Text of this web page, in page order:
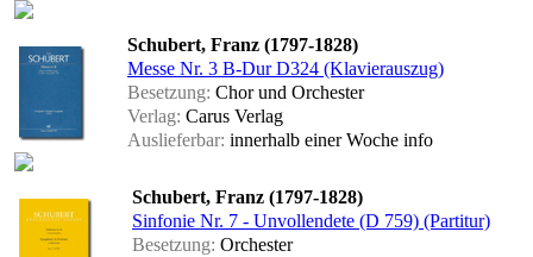
Schubert, Franz (1797-1828)
Messe Nr. 3 B-Dur D324 (Klavierauszug)
Besetzung: Chor und Orchester
Verlag: Carus Verlag
Auslieferbar: innerhalb einer Woche info
Schubert, Franz (1797-1828)
Sinfonie Nr. 7 - Unvollendete (D 759) (Partitur)
Besetzung: Orchester